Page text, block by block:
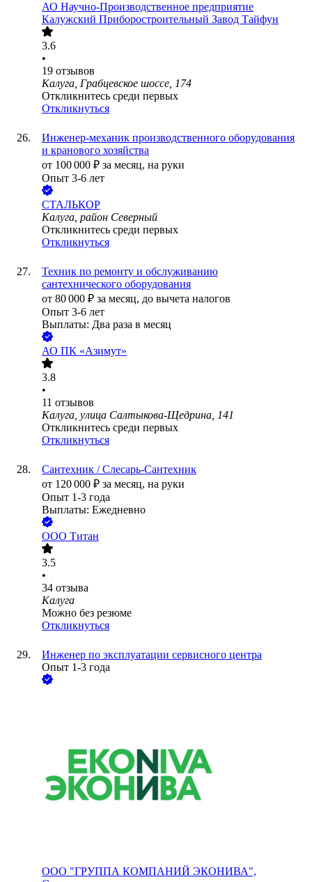
АО Научно-Производственное предприятие
Калужский Приборостроительный Завод Тайфун
3.6
•
19 отзывов
Калуга, Грабцевское шоссе, 174
Откликнитесь среди первых
Откликнуться
Инженер-механик производственного оборудования
и кранового хозяйства
от 100 000 ₽ за месяц, на руки
Опыт 3-6 лет
СТАЛЬКОР
Калуга, район Северный
Откликнитесь среди первых
Откликнуться
Техник по ремонту и обслуживанию
сантехнического оборудования
от 80 000 ₽ за месяц, до вычета налогов
Опыт 3-6 лет
Выплаты: Два раза в месяц
АО ПК «Азимут»
3.8
•
11 отзывов
Калуга, улица Салтыкова-Щедрина, 141
Откликнитесь среди первых
Откликнуться
Сантехник / Слесарь-Сантехник
от 120 000 ₽ за месяц, на руки
Опыт 1-3 года
Выплаты: Ежедневно
ООО Титан
3.5
•
34 отзыва
Калуга
Можно без резюме
Откликнуться
Инженер по эксплуатации сервисного центра
Опыт 1-3 года
ООО "ГРУППА КОМПАНИЙ ЭКОНИВА",